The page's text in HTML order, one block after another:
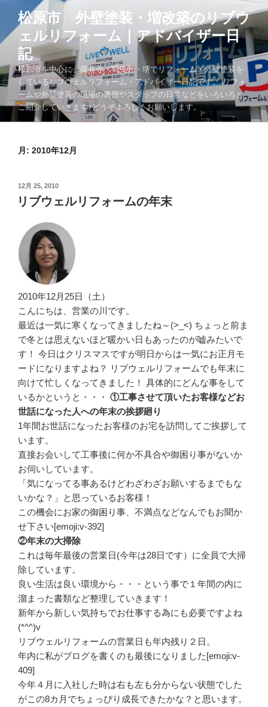
テ
ツ
へ
キ
ッ
松原市 外壁塗装・増改築のリブウ
ェルリフォーム｜アドバイザー日
記
松原市を中心に、藤井寺・羽曳野・堺でリフォーム・外壁塗装を
しているリブウェルリフォーム・アドバイザー日記です。 リフォ
ームや外壁塗装の現場の裏側やスタッフの日常などをいろいろと
ご紹介していきます♪どうぞよろしくお願いします。
月: 2010年12月
投
稿
日:
12月 25, 2010
リブウェルリフォームの年末
2010年12月25日（土）
こんにちは、営業の川です。
最近は一気に寒くなってきましたね～(>_<) ちょっと前ま
で冬とは思えないほど暖かい日もあったのが嘘みたいで
す！ 今日はクリスマスですが明日からは一気にお正月モ
ードになりますよね？ リブウェルリフォームでも年末に
向けて忙しくなってきました！ 具体的にどんな事をして
いるかというと・・・ ①工事させて頂いたお客様などお
世話になった人への年末の挨拶廻り
1年間お世話になったお客様のお宅を訪問してご挨拶して
います。
直接お会いして工事後に何か不具合や御困り事がないか
お伺いしています。
「気になってる事あるけどわざわざお願いするまでもな
いかな？」と思っているお客様！
この機会にお家の御困り事、不満点などなんでもお聞か
せ下さい[emoji:v-392]
②年末の大掃除
これは毎年最後の営業日(今年は28日です）に全員で大掃
除しています。
良い生活は良い環境から・・・という事で１年間の内に
溜まった書類など整理していきます！
新年から新しい気持ちでお仕事する為にも必要ですよね
(*^^)v
リブウェルリフォームの営業日も年内残り２日。
年内に私がブログを書くのも最後になりました[emoji:v-
409]
今年４月に入社した時は右も左も分からない状態でした
がこの8カ月でちょっぴり成長できたかな？と思います。